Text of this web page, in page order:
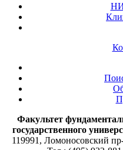
Факультет
государственного
119991, Ломоносовский